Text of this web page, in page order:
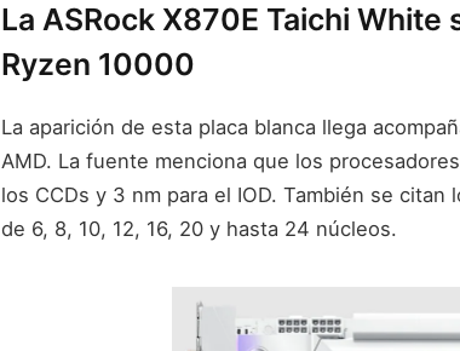
La ASRock X870E Taichi
Ryzen 10000
La aparición de esta placa blanca llega
AMD. La fuente menciona que los procesadores
los CCDs y 3 nm para el IOD. También se citan
de 6, 8, 10, 12, 16, 20 y hasta 24 núcleos.